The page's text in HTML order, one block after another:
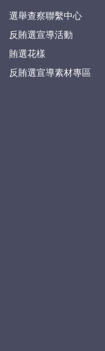
選舉查察聯繫中心
反賄選宣導活動
賄選花樣
反賄選宣導素材專區